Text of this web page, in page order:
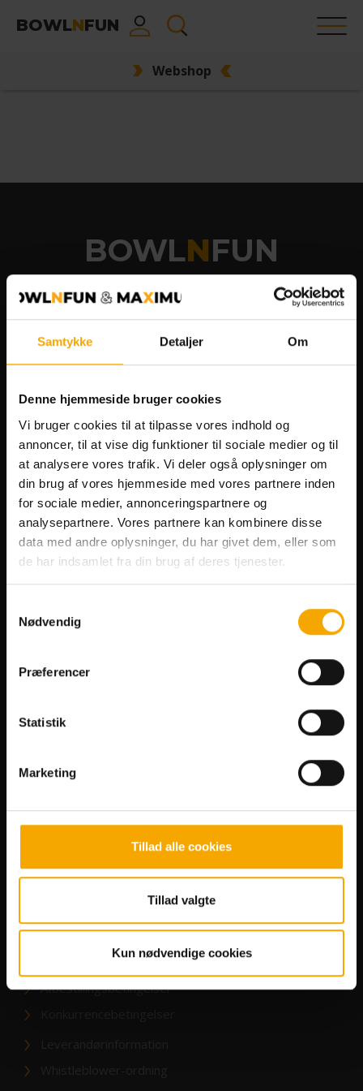
Samtykke Detaljer Om
Denne hjemmeside bruger cookies
Vi bruger cookies til at tilpasse vores indhold og
annoncer, til at vise dig funktioner til sociale medier og til
at analysere vores trafik. Vi deler også oplysninger om
din brug af vores hjemmeside med vores partnere inden
for sociale medier, annonceringspartnere og
analysepartnere. Vores partnere kan kombinere disse
data med andre oplysninger, du har givet dem, eller som
de har indsamlet fra din brug af deres tjenester.
Nødvendig
Præferencer
Statistik
Marketing
Tillad alle cookies
Tillad valgte
Kun nødvendige cookies
BOWLNFUN
Webshop
BOWLNFUN
Planlæg dit besøg
Spis Gratis
Handicapfaciliteter
Genkøbsrabat
Allergiliste
Bowl'n'Fun
Abonnementsbetingelser
Afbestillingsbetingelser
Telefon97 91 17 77
Kirkegårdsvej 6, 7700 Thisted
bowlnfunthisted
@bowlnfun.thisted
@bowlnfun.thisted
LinkedIn